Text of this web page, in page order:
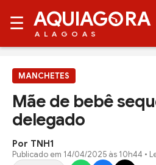
☰ AQUIAG RA
ALAGOAS
MANCHETES
Mãe de bebê
delegado
Por TNH1
Publicado em 14/04/2025 às 10h44 •